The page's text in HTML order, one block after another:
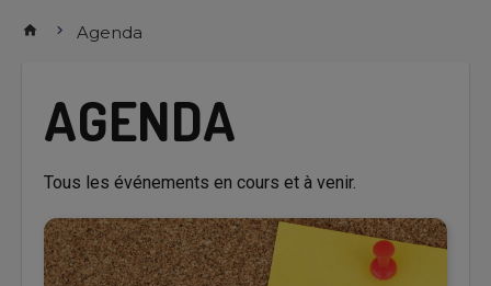
home Home
chevron_right Agenda
AGENDA
Tous les événements en cours et à venir.